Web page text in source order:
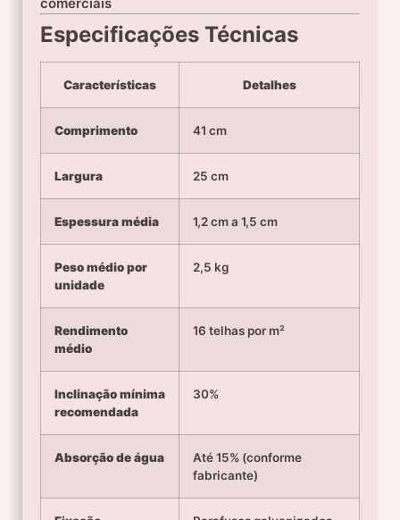
comerciais
Especificações Técnicas
Características Detalhes
Comprimento 41 cm
Largura 25 cm
Espessura média 1,2 cm a 1,5 cm
Peso médio por
unidade
2,5 kg
Rendimento
médio
16 telhas por m²
Inclinação mínima
recomendada
30%
Absorção de água
Até 15% (conforme
fabricante)